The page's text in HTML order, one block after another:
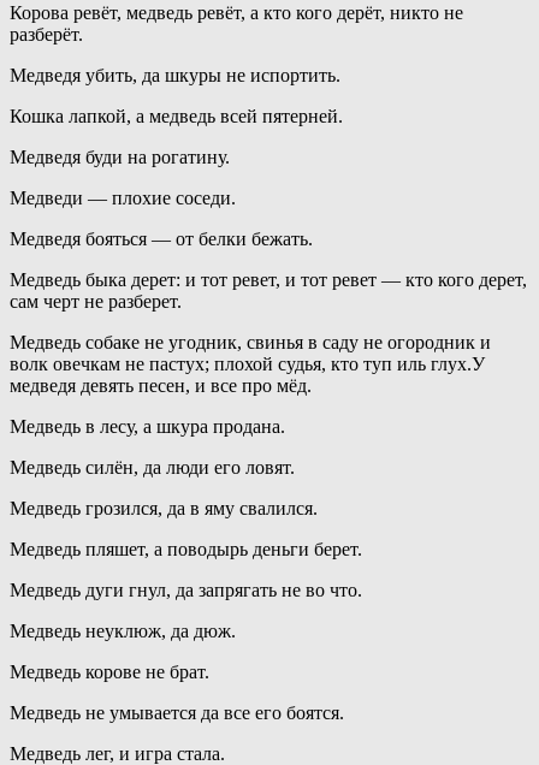
Корова ревёт, медведь ревёт, а кто кого дерёт, никто не
разберёт.
Медведя убить, да шкуры не испортить.
Кошка лапкой, а медведь всей пятерней.
Медведя буди на рогатину.
Медведи — плохие соседи.
Медведя бояться — от белки бежать.
Медведь быка дерет: и тот ревет, и тот ревет — кто кого дерет,
сам черт не разберет.
Медведь собаке не угодник, свинья в саду не огородник и
волк овечкам не пастух; плохой судья, кто туп иль глух.У
медведя девять песен, и все про мёд.
Медведь в лесу, а шкура продана.
Медведь силён, да люди его ловят.
Медведь грозился, да в яму свалился.
Медведь пляшет, а поводырь деньги берет.
Медведь дуги гнул, да запрягать не во что.
Медведь неуклюж, да дюж.
Медведь корове не брат.
Медведь не умывается да все его боятся.
Медведь лег, и игра стала.